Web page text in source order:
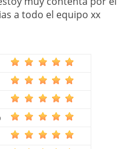
a todo el equipo xx